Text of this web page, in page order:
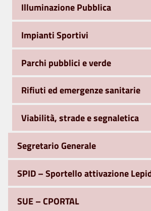
Illuminazione Pubblica
Impianti Sportivi
Parchi pubblici e verde
Rifiuti ed emergenze sanitarie
Viabilità, strade e segnaletica
Segretario Generale
SPID – Sportello attivazione
SUE – CPORTAL